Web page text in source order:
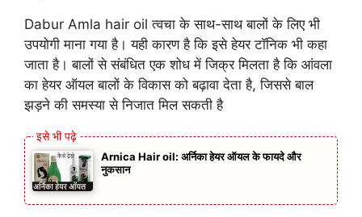
Dabur Amla hair oil त्वचा के साथ-साथ बालों के लिए भी
उपयोगी माना गया है। यही कारण है कि इसे हेयर टॉनिक भी कहा
जाता है। बालों से संबंधित एक शोध में जिक्र मिलता है कि आंवला
का हेयर ऑयल बालों के विकास को बढ़ावा देता है, जिससे बाल
झड़ने की समस्या से निजात मिल सकती है
Arnica Hair oil: अर्निका हेयर ऑयल के फायदे और
नुकसान